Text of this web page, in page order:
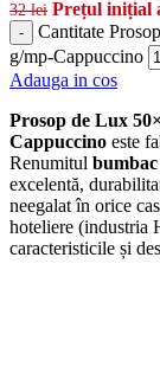
32lei Prețul inițial
-
Cantitate
g/mp-Cappuccino
Adauga in cos
Prosop de Lux
Cappuccino este
Renumitul
excelentă,
neegalat în orice
hoteliere (industria
caracteristicile și